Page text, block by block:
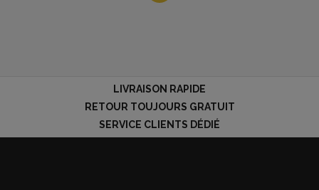
LIVRAISON RAPIDE
RETOUR TOUJOURS GRATUIT
SERVICE CLIENTS DÉDIÉ